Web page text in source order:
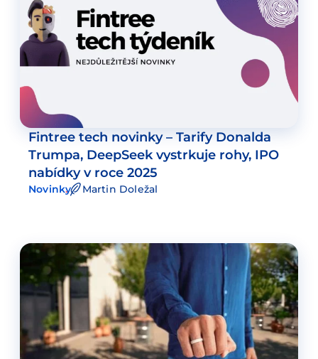
Fintree tech novinky – Tarify Donalda
Trumpa, DeepSeek vystrkuje rohy, IPO
nabídky v roce 2025
Novinky Martin Doležal